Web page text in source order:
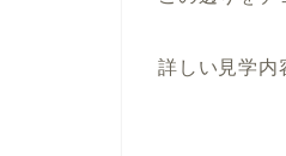
詳しい見学内